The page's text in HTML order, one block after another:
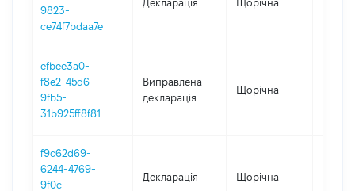
9823-
ce74f7bdaa7e
Декларація Щорічна
efbee3a0-
f8e2-45d6-
9fb5-
31b925ff8f81
Виправлена
декларація
Щорічна
f9c62d69-
6244-4769-
9f0c-
Декларація Щорічна